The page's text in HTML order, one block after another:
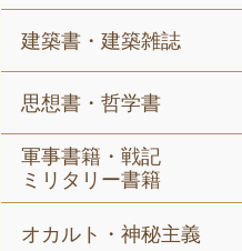
建築書・建築雑誌
思想書・哲学書
軍事書籍・戦記
ミリタリー書籍
オカルト・神秘主義